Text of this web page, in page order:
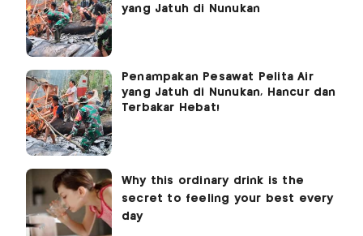
yang Jatuh di Nunukan
Penampakan Pesawat Pelita Air
yang Jatuh di Nunukan, Hancur dan
Terbakar Hebat!